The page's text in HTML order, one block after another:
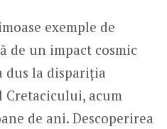
exemple de
de un impact cosmic
dus la dispariția
acum
de ani. Descoperirea